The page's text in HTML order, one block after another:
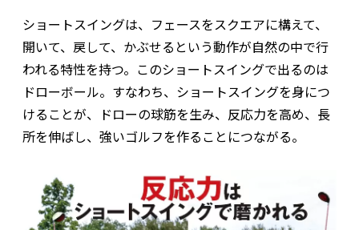
ショートスイングは、フェースをスクエアに構えて、
開いて、戻して、かぶせるという動作が自然の中で行
われる特性を持つ。このショートスイングで出るのは
ドローボール。すなわち、ショートスイングを身につ
けることが、ドローの球筋を生み、反応力を高め、長
所を伸ばし、強いゴルフを作ることにつながる。